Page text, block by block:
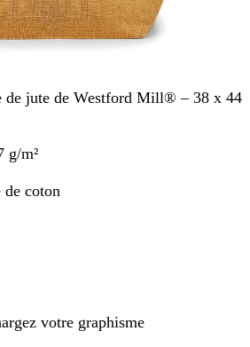
de jute de Westford Mill® – 38 x 44
g/m²
de coton
votre graphisme